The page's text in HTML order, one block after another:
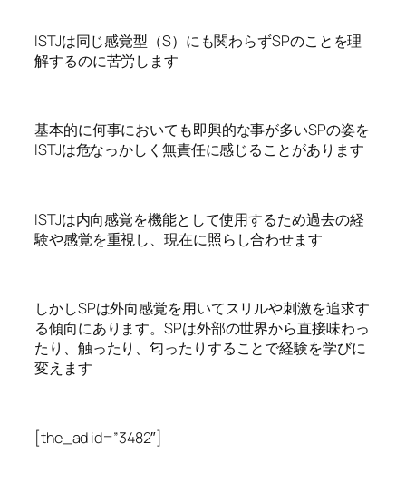
ISTJは同じ感覚型（S）にも関わらずSPのことを理
解するのに苦労します
基本的に何事においても即興的な事が多いSPの姿を
ISTJは危なっかしく無責任に感じることがあります
ISTJは内向感覚を機能として使用するため過去の経
験や感覚を重視し、現在に照らし合わせます
しかしSPは外向感覚を用いてスリルや刺激を追求す
る傾向にあります。SPは外部の世界から直接味わっ
たり、触ったり、匂ったりすることで経験を学びに
変えます
[the_ad id=”3482″]